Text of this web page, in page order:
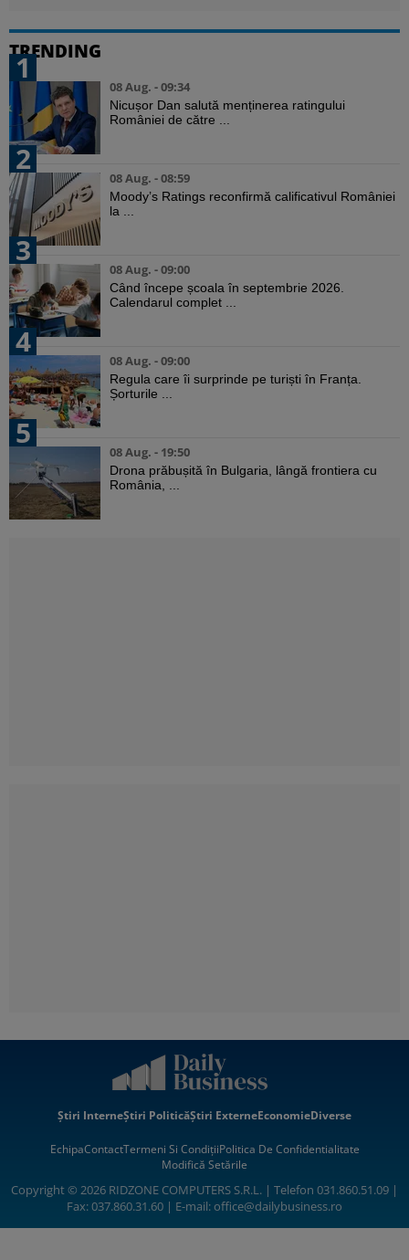
TRENDING
1
08 Aug. - 09:34
Nicușor Dan salută menținerea ratingului
României de către ...
2
08 Aug. - 08:59
Moody’s Ratings reconfirmă calificativul României
la ...
3
08 Aug. - 09:00
Când începe școala în septembrie 2026.
Calendarul complet ...
4
08 Aug. - 09:00
Regula care îi surprinde pe turiști în Franța.
Șorturile ...
5
08 Aug. - 19:50
Drona prăbușită în Bulgaria, lângă frontiera cu
România, ...
Știri InterneȘtiri PoliticăȘtiri ExterneEconomieDiverse
EchipaContactTermeni Si CondițiiPolitica De Confidentialitate
Modifică Setările
Copyright © 2026 RIDZONE COMPUTERS S.R.L. | Telefon 031.860.51.09 |
Fax: 037.860.31.60 | E-mail:office@dailybusiness.ro